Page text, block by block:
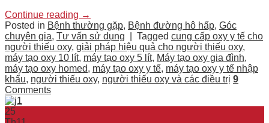
Continue reading →
Posted in Bệnh thường gặp, Bệnh đường hô hấp, Góc
chuyên gia, Tư vấn sử dụng Tagged cung cấp oxy y tế cho
người thiếu oxy, giải pháp hiệu quả cho người thiếu oxy,
máy tạo oxy 10 lít, máy tạo oxy 5 lít, Máy tạo oxy gia đình,
máy tạo oxy homed, máy tạo oxy y tế, máy tạo oxy y tế nhập
khẩu, người thiếu oxy, người thiếu oxy và các điều trị 9
Comments
25